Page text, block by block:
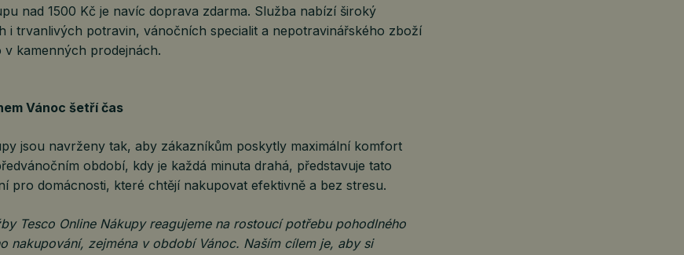
nad 1500 Kč je navíc doprava zdarma. Služba nabízí široký
i trvanlivých potravin, vánočních specialit a nepotravinářského zboží
v kamenných prodejnách.
Vánoc šetří čas
jsou navrženy tak, aby zákazníkům poskytly maximální komfort
období, kdy je každá minuta drahá, představuje tato
pro domácnosti, které chtějí nakupovat efektivně a bez stresu.
Tesco Online Nákupy reagujeme na rostoucí potřebu pohodlného
nakupování, zejména v období Vánoc. Naším cílem je, aby si